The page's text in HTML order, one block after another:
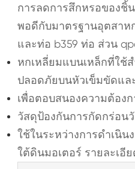
การลดการสึกหรอของชิ้
พอดีกับมาตรฐานอุตสาห
และท่อ b359 ท่อ ส่วน
หกเหลี่ยมแบนเหล็กที่ใช้
ปลอดภัยบนหัวเข็มขัดแล
เพื่อตอบสนองความต้อง
วัสดุป้องกันการกัดกร่อน
ใช้ในระหว่างการดำเนิน
ใต้ดินมอเตอร์ รายละเอี